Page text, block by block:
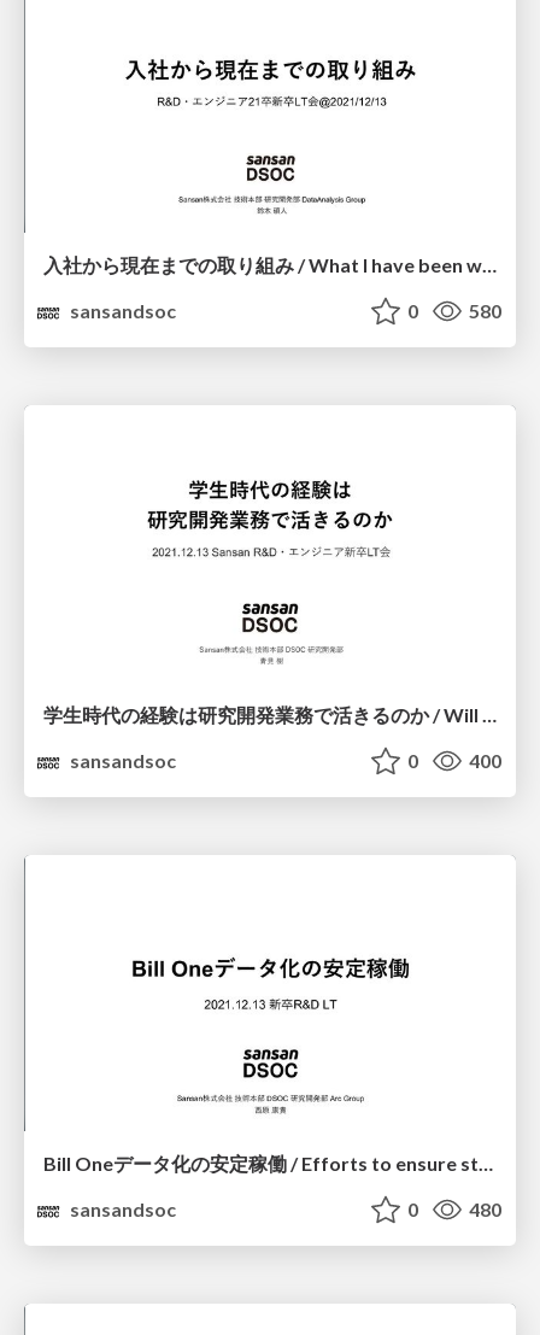
⼊社から現在までの取り組み / What I have been working on since joining the company
sansandsoc
0 580
sansandsoc
0 400
Bill Oneデータ化の安定稼働 / Efforts to ensure stable operation of digitalization at Bill One
sansandsoc
0 480